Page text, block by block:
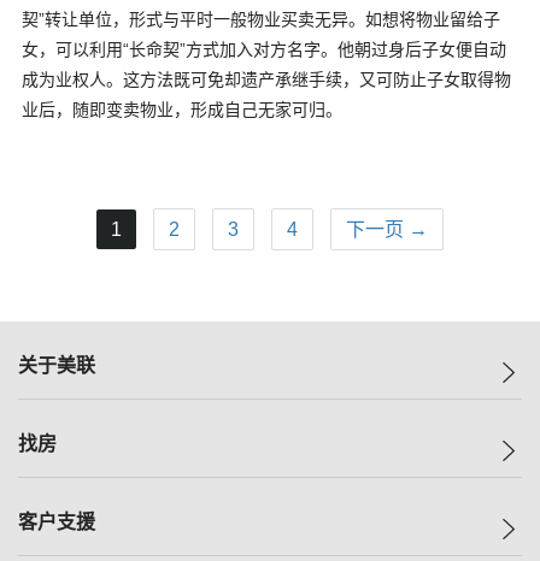
契”转让单位，形式与平时一般物业买卖无异。如想将物业留给子
女，可以利用“长命契”方式加入对方名字。他朝过身后子女便自动
成为业权人。这方法既可免却遗产承继手续，又可防止子女取得物
业后，随即变卖物业，形成自己无家可归。
1 2 3 4 下一页 →
关于美联
美联集团
人才招募
找房
一手新房
客户支援